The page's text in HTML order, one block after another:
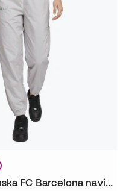
Duge hlače Ženska FC Barcelona navijačka odjeća 2025-2026